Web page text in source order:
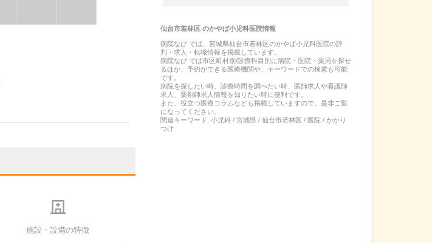
施設・設備の特徴
仙台市若林区のかやば小児科医院情報
病院なび では、 宮城県仙台市若林区のかやば小児科医院の評
判・求人・転職情報を掲載しています。
病院なび では市区町村別/診療科目別に病院・医院・薬局を探せ
るほか、予約ができる医療機関や、キーワードでの検索も可能
です。
病院を探したい時、診療時間を調べたい時、医師求人や看護師
求人、薬剤師求人情報を知りたい時に便利です。
また、役立つ医療コラムなども掲載していますので、是非ご覧
になってください。
関連キーワード: 小児科 / 宮城県 / 仙台市若林区 / 医院 / かかり
つけ